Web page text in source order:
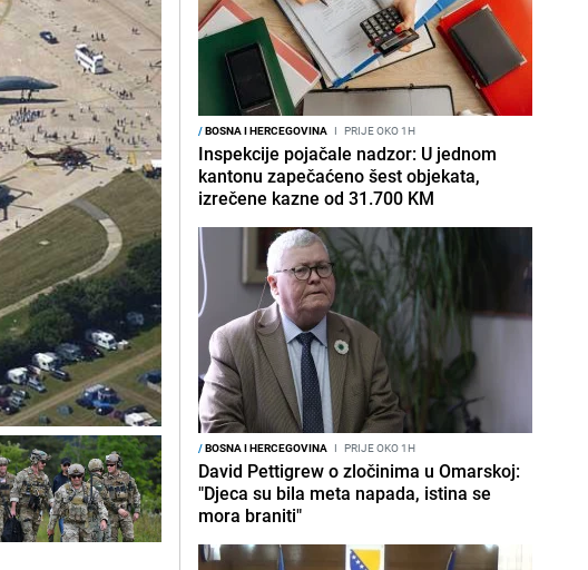
/BOSNA I HERCEGOVINA I PRIJE OKO 1H
Inspekcije pojačale nadzor: U jednom
kantonu zapečaćeno šest objekata,
izrečene kazne od 31.700 KM
/BOSNA I HERCEGOVINA I PRIJE OKO 1H
David Pettigrew o zločinima u Omarskoj:
"Djeca su bila meta napada, istina se
mora braniti"